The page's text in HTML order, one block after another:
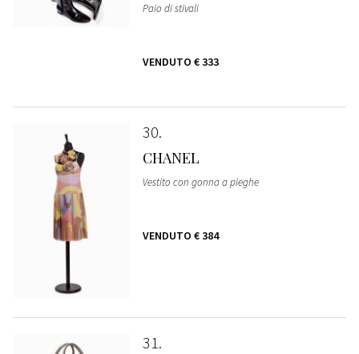
Paio di stivali
VENDUTO € 333
30
CHANEL
Vestito con gonna a pieghe
VENDUTO € 384
31